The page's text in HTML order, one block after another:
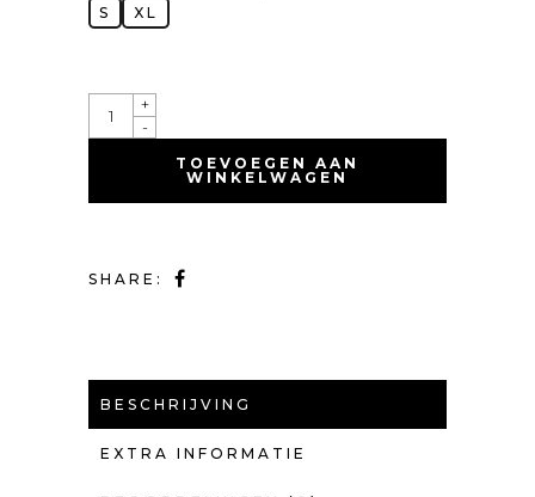
S XL
QUANTITY
-
+
TOEVOEGEN AAN
WINKELWAGEN
SHARE:
BESCHRIJVING
EXTRA INFORMATIE